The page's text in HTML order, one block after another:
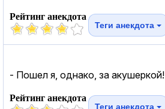
Рейтинг анекдота
Теги анекдота
- Пошел я, однако, за акушеркой!
Рейтинг анекдота
Теги анекдота